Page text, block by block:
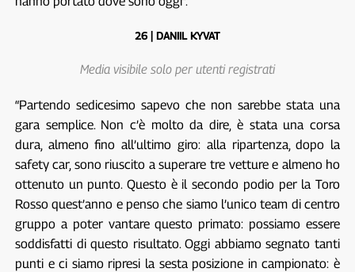
26 | DANIIL KYVAT
Media visibile solo per utenti registrati
“Partendo sedicesimo sapevo che non sarebbe stata una
gara semplice. Non c’è molto da dire, è stata una corsa
dura, almeno fino all’ultimo giro: alla ripartenza, dopo la
safety car, sono riuscito a superare tre vetture e almeno ho
ottenuto un punto. Questo è il secondo podio per la Toro
Rosso quest’anno e penso che siamo l’unico team di centro
gruppo a poter vantare questo primato: possiamo essere
soddisfatti di questo risultato. Oggi abbiamo segnato tanti
punti e ci siamo ripresi la sesta posizione in campionato: è